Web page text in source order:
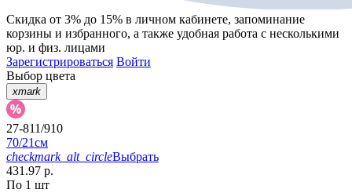
Скидка от 3% до 15% в личном кабинете, запоминание
корзины и избранного, а также удобная работа с несколькими
юр. и физ. лицами
Зарегистрироваться Войти
Выбор цвета
xmark
27-811/910
70/21см
checkmark_alt_circleВыбрать
431.97 р.
По 1 шт